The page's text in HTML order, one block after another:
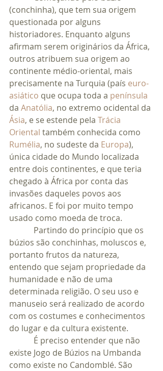
(conchinha), que tem sua origem
questionada por alguns
historiadores. Enquanto alguns
afirmam serem originários da África,
outros atribuem sua origem ao
continente médio-oriental, mais
precisamente na Turquia (país euro-
asiático que ocupa toda a península
da Anatólia, no extremo ocidental da
Ásia, e se estende pela Trácia
Oriental também conhecida como
Rumélia, no sudeste da Europa),
única cidade do Mundo localizada
entre dois continentes, e que teria
chegado à África por conta das
invasões daqueles povos aos
africanos. E foi por muito tempo
usado como moeda de troca.
búzios são conchinhas, moluscos e,
portanto frutos da natureza,
entendo que sejam propriedade da
humanidade e não de uma
determinada religião. O seu uso e
manuseio será realizado de acordo
com os costumes e conhecimentos
do lugar e da cultura existente.
existe Jogo de Búzios na Umbanda
como existe no Candomblé. São